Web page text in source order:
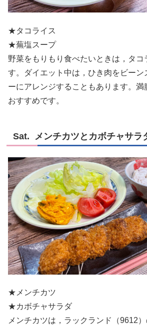
★タコライス
★蕪塩スープ
野菜をもりもり食べたいときは，タ
す。ダイエット中は，ひき肉をビーン
ーにアレンジすることもあります。
おすすめです。
Sat. メンチカツとカボチャサラ
★メンチカツ
★カボチャサラダ
メンチカツは，ラックランド（9612